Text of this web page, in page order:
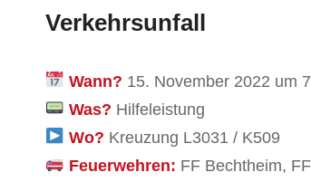
Verkehrsunfall
Wann? 15. November 2022 um
Was? Hilfeleistung
Wo? Kreuzung L3031 / K509
Feuerwehren: FF Bechtheim,